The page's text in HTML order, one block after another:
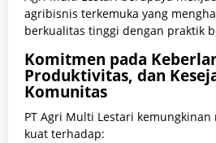
agribisnis terkemuka yang
berkualitas tinggi dengan praktik
Komitmen pada
Produktivitas, dan
Komunitas
PT Agri Multi Lestari
kuat terhadap: